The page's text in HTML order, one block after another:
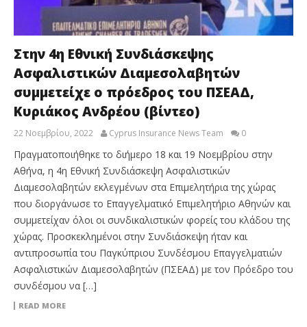
Στην 4η Εθνική Συνδιάσκεψης
Ασφαλιστικών Διαμεσολαβητών
συμμετείχε ο πρόεδρος του ΠΣΕΑΔ,
Κυριάκος Ανδρέου (βίντεο)
22 Νοεμβρίου, 2022 Cyprus Insurance News Team 0
Πραγματοποιήθηκε το διήμερο 18 και 19 Νοεμβρίου στην
Αθήνα, η 4η Εθνική Συνδιάσκεψη Ασφαλιστικών
Διαμεσολαβητών εκλεγμένων στα Επιμελητήρια της χώρας
που διοργάνωσε το Επαγγελματικό Επιμελητήριο Αθηνών και
συμμετείχαν όλοι οι συνδικαλιστικών φορείς του κλάδου της
χώρας. Προσκεκλημένοι στην Συνδιάσκεψη ήταν και
αντιπροσωπία του Παγκύπριου Συνδέσμου Επαγγελματιών
Ασφαλιστικών Διαμεσολαβητών (ΠΣΕΑΔ) με τον Πρόεδρο του
συνδέσμου να […]
READ MORE